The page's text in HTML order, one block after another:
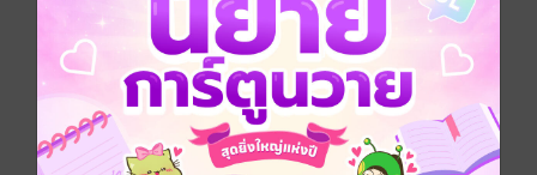
ซื้อเป็นของขวัญ ติดตาม
การ์ตูนญี่ปุ่น ฮาเร็ม ผจญภัย แฟนตาซี